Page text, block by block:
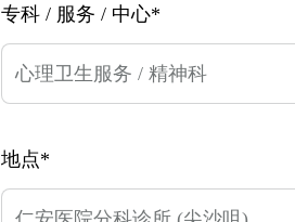
专科 / 服务 / 中心*
心理卫生服务 / 精神科
地点*